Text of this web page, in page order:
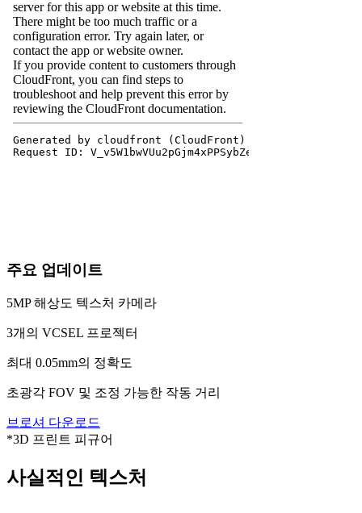
주요 업데이트
5MP 해상도 텍스처 카메라
3개의 VCSEL 프로젝터
최대 0.05mm의 정확도
초광각 FOV 및 조정 가능한 작동 거리
브로셔 다운로드
*3D 프린트 피규어
사실적인 텍스처